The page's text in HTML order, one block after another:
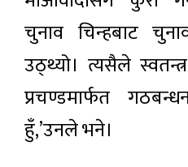
चुनाव चिन्हबाट
उठ्थ्यो। त्यसैले
प्रचण्डमार्फत
हुँ,’उनले भने।